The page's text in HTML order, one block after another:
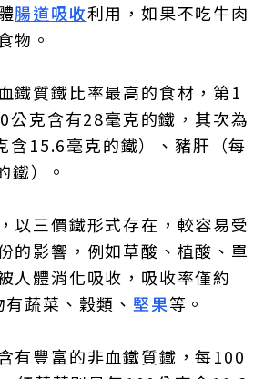
腸道吸收利用，如果不吃牛肉
物。
鐵質鐵比率最高的食材，第1
公克含有28毫克的鐵，其次為
含15.6毫克的鐵）、豬肝（每
鐵）。
以三價鐵形式存在，較容易受
的影響，例如草酸、植酸、單
人體消化吸收，吸收率僅約
蔬菜、穀類、 堅果等。
有豐富的非血鐵質鐵，每100